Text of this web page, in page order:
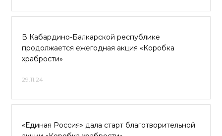
В Кабардино-Балкарской республике
продолжается ежегодная акция «Коробка
храбрости»
29.11.24
«Единая Россия» дала старт благотворительной